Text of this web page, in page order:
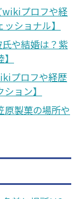
wikiプロフや経
ショナル】
や結婚は？紫
プロフや経歴
ョン】
製菓の場所や